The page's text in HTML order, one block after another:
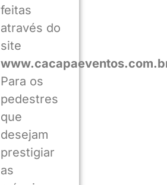
feitas
através do
site
Para os
pedestres
que
desejam
prestigiar
as